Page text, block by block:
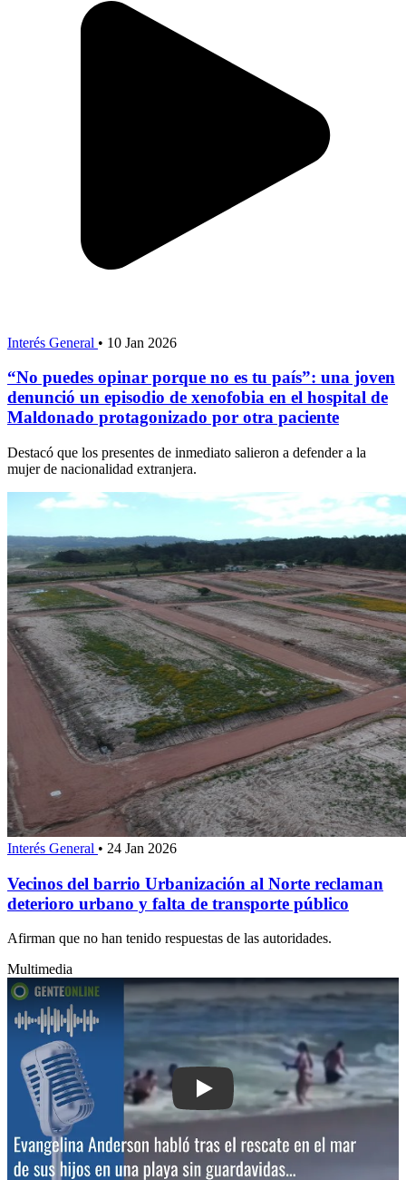
Interés General • 10 Jan 2026
“No puedes opinar porque no es tu país”: una joven
denunció un episodio de xenofobia en el hospital de
Maldonado protagonizado por otra paciente
Destacó que los presentes de inmediato salieron a defender a la
mujer de nacionalidad extranjera.
Interés General • 24 Jan 2026
Vecinos del barrio Urbanización al Norte reclaman
deterioro urbano y falta de transporte público
Afirman que no han tenido respuestas de las autoridades.
Multimedia
Play: Evangelina Anderson habló